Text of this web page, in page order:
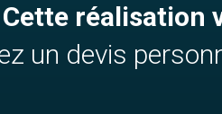
Cette réalisation
un devis